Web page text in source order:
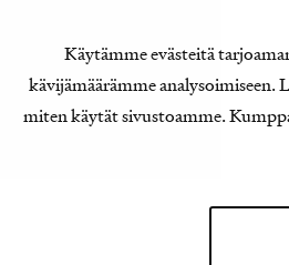
Käytämme evästeitä
kävijämäärämme analysoimiseen.
miten käytät sivustoamme.